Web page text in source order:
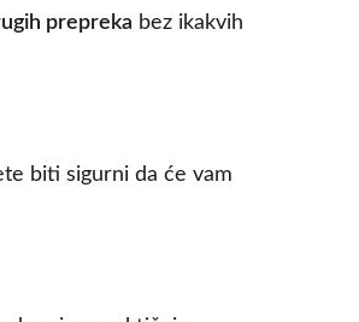
prepreka bez ikakvih
biti sigurni da će vam